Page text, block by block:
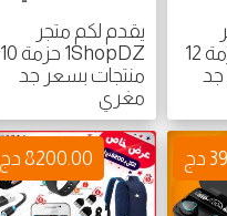
1ShopDZ حزمة 12
جد
يقدم لكم متجر
1ShopDZ حزمة 10
منتجات بسعر جد
مغري
8200.00 دج